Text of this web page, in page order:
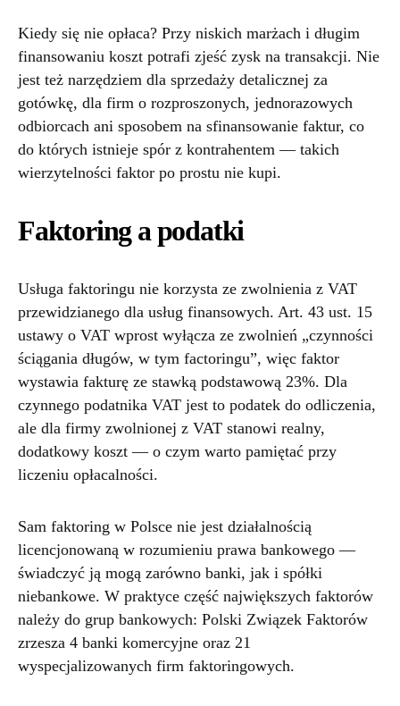
Kiedy się nie opłaca? Przy niskich marżach i długim
finansowaniu koszt potrafi zjeść zysk na transakcji. Nie
jest też narzędziem dla sprzedaży detalicznej za
gotówkę, dla firm o rozproszonych, jednorazowych
odbiorcach ani sposobem na sfinansowanie faktur, co
do których istnieje spór z kontrahentem — takich
wierzytelności faktor po prostu nie kupi.
Faktoring a podatki
Usługa faktoringu nie korzysta ze zwolnienia z VAT
przewidzianego dla usług finansowych. Art. 43 ust. 15
ustawy o VAT wprost wyłącza ze zwolnień „czynności
ściągania długów, w tym factoringu”, więc faktor
wystawia fakturę ze stawką podstawową 23%. Dla
czynnego podatnika VAT jest to podatek do odliczenia,
ale dla firmy zwolnionej z VAT stanowi realny,
dodatkowy koszt — o czym warto pamiętać przy
liczeniu opłacalności.
Sam faktoring w Polsce nie jest działalnością
licencjonowaną w rozumieniu prawa bankowego —
świadczyć ją mogą zarówno banki, jak i spółki
niebankowe. W praktyce część największych faktorów
należy do grup bankowych: Polski Związek Faktorów
zrzesza 4 banki komercyjne oraz 21
wyspecjalizowanych firm faktoringowych.